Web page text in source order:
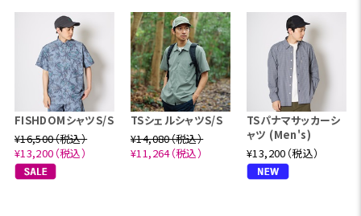
FISHDOMシャツS/S
¥16,500（税込）
¥13,200（税込）
TSシェルシャツS/S
¥14,080（税込）
¥11,264（税込）
TSパナマサッカーシ
ャツ (Men's)
¥13,200（税込）